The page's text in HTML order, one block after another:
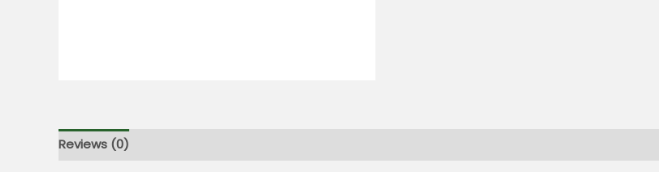
Reviews (0)